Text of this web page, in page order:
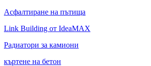
Асфалтиране на пътища
Link Building от IdeaMAX
Радиатори за камиони
къртене на бетон